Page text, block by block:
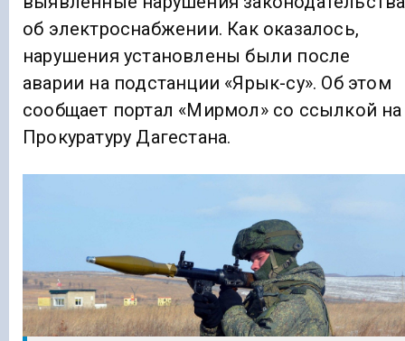
об электроснабжении. Как оказалось,
нарушения установлены были после
аварии на подстанции «Ярык-су». Об этом
сообщает портал «Мирмол» со ссылкой на
Прокуратуру Дагестана.